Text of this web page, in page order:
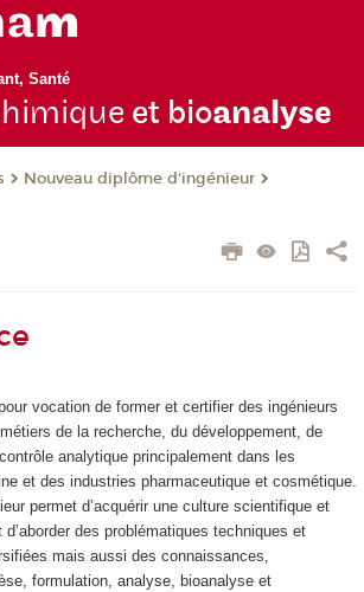
Santé
et bioanalyse
Nouveau diplôme d'ingénieur
vocation de former et certifier des ingénieurs
de la recherche, du développement, de
analytique principalement dans les
et des industries pharmaceutique et cosmétique.
permet d’acquérir une culture scientifique et
des problématiques techniques et
mais aussi des connaissances,
formulation, analyse, bioanalyse et